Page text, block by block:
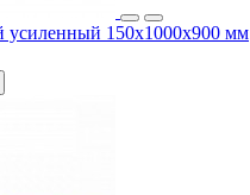
усиленный 150х1000x900 мм